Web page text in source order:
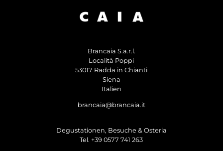
Brancaia S.a.r.l.
Località Poppi
53017 Radda in Chianti
Siena
Italien
brancaia@brancaia.it
Degustationen, Besuche & Osteria
Tel. +39 0577 741 263